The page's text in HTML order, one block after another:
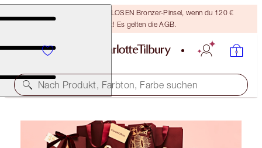
Sichere dir einen KOSTENLOSEN Bronzer-Pinsel, wenn du 120 €
ausgibst! Es gelten die AGB.
Nach Produkt, Farbton, Farbe suchen